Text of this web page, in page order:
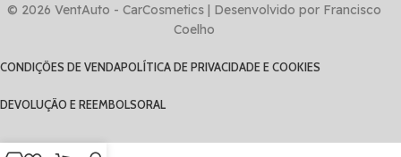
© 2026 VentAuto - CarCosmetics | Desenvolvido por Francisco
Coelho
CONDIÇÕES DE VENDAPOLÍTICA DE PRIVACIDADE E COOKIES
DEVOLUÇÃO E REEMBOLSORAL